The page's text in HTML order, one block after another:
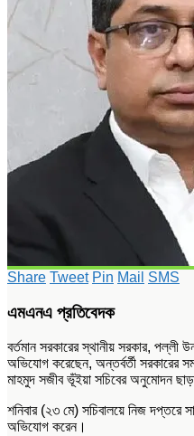
Share Tweet Pin Mail SMS
এমএনএ প্রতিবেদক
বর্তমান সরকারের স্থানীয় সরকার, পল্লী
অভিযোগ করেছেন, অন্তর্বর্তী সরকারের
মাহমুদ সজীব ভূঁইয়া সচিবের অনুমোদন
শনিবার (২৩ মে) সচিবালয়ে নিজ দপ্তরে
অভিযোগ করেন।